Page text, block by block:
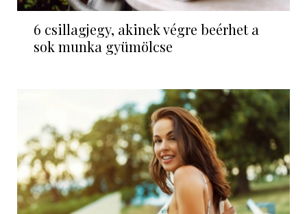
6 csillagjegy, akinek végre beérhet a
sok munka gyümölcse